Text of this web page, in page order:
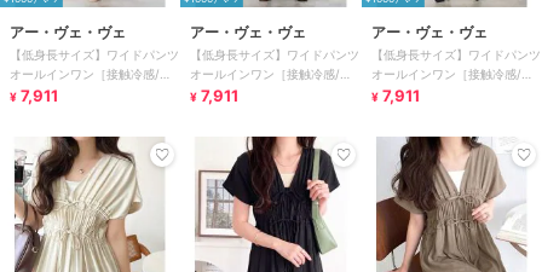
アー・ヴェ・ヴェ
【低身長サイズ】ワイドパンツ
オールインワン［接触冷感/ア
ンチピリング］
¥ 7,911
アー・ヴェ・ヴェ
【低身長サイズ】ワイドパンツ
オールインワン［接触冷感/ア
ンチピリング］
¥ 7,911
アー・ヴェ・ヴェ
【低身長サイズ】ワイドパンツ
オールインワン［接触冷感/ア
ンチピリング］
¥ 7,911